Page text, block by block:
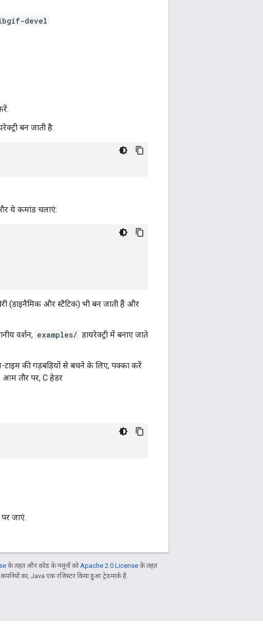
devel
बन जाती है:
ये कमांड चलाएं:
(डाइनैमिक और स्टैटिक) भी बन जाती हैं और
वर्शन, examples/ डायरेक्ट्री में बनाए जाते
टाइम की गड़बड़ियों से बचने के लिए, पक्का करें
आम तौर पर, C हेडर
पर जाएं.
के तहत और कोड के नमूनों को Apache 2.0 License के तहत
का, Java एक रजिस्टर किया हुआ ट्रेडमार्क है.